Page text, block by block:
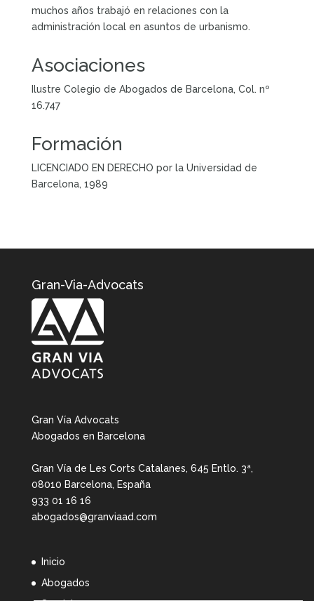
muchos años trabajó en relaciones con la
administración local en asuntos de urbanismo.
Asociaciones
Ilustre Colegio de Abogados de Barcelona, Col. nº
16.747
Formación
LICENCIADO EN DERECHO por la Universidad de
Barcelona, 1989
Gran-Via-Advocats
Gran Vía Advocats
Abogados en Barcelona
Gran Vía de Les Corts Catalanes, 645 Entlo. 3ª,
08010 Barcelona, España
933 01 16 16
abogados@granviaad.com
Inicio
Abogados